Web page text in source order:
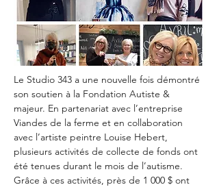
Le Studio 343 a une nouvelle fois démontré
son soutien à la Fondation Autiste &
majeur. En partenariat avec l’entreprise
Viandes de la ferme et en collaboration
avec l’artiste peintre Louise Hebert,
plusieurs activités de collecte de fonds ont
été tenues durant le mois de l’autisme.
Grâce à ces activités, près de 1 000 $ ont